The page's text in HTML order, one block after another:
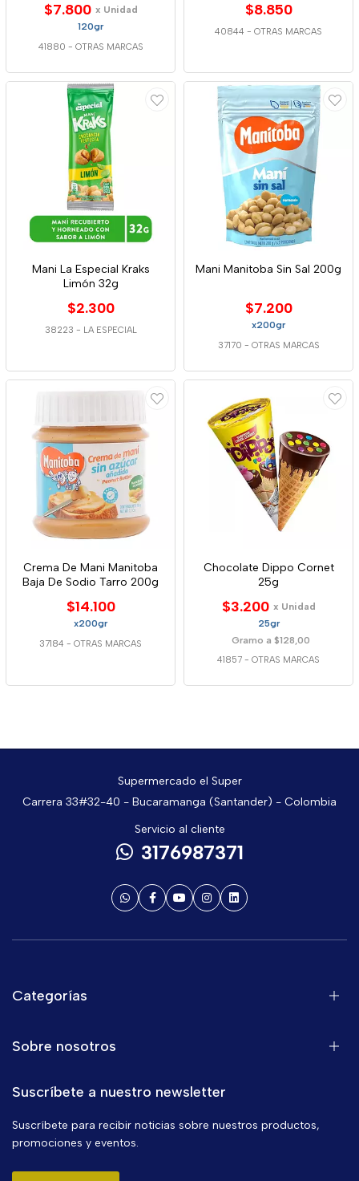
$7.800 x Unidad
120gr
41880 - OTRAS MARCAS
$8.850
40844 - OTRAS MARCAS
Mani La Especial Kraks
Limón 32g
$2.300
38223 - LA ESPECIAL
Mani Manitoba Sin Sal 200g
$7.200
x200gr
37170 - OTRAS MARCAS
Crema De Mani Manitoba
Baja De Sodio Tarro 200g
$14.100
x200gr
37184 - OTRAS MARCAS
Chocolate Dippo Cornet
25g
$3.200 x Unidad
25gr
Gramo a $128,00
41857 - OTRAS MARCAS
Supermercado el Super
Carrera 33#32-40 - Bucaramanga (Santander) - Colombia
Servicio al cliente
3176987371
Categorías
Sobre nosotros
Suscríbete a nuestro newsletter
Suscríbete para recibir noticias sobre nuestros productos,
promociones y eventos.